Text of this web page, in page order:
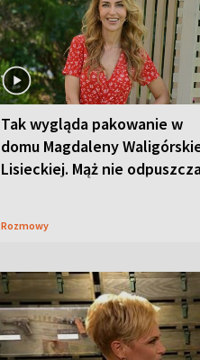
Tak wygląda pakowanie w
domu Magdaleny
Lisieckiej. Mąż nie
Rozmowy